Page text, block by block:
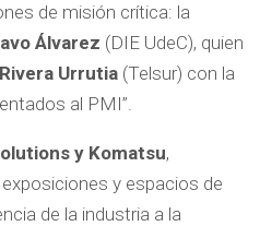
de misión crítica: la
Álvarez (DIE UdeC), quien
Urrutia (Telsur) con la
al PMI”.
y Komatsu,
y espacios de
de la industria a la